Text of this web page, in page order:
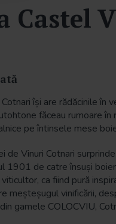
Castel
își are rădăcinile în
făceau rumoare
pe întinsele mese
de Vinuri Cotnari
1901 de catre însuși
ca fiind pură
meșteșugul vinificării,
gamele COLOCVIU,